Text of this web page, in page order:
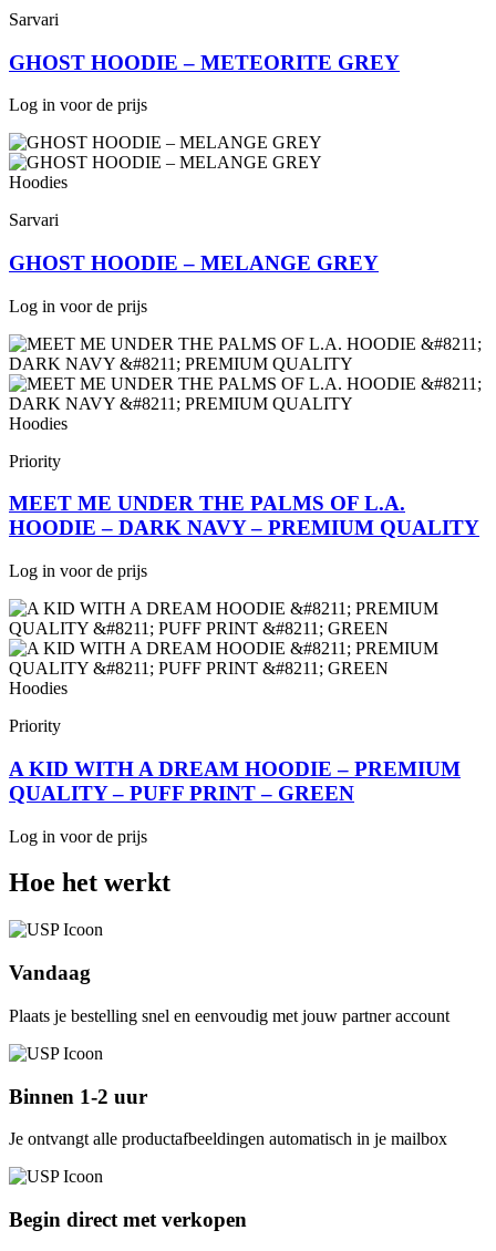
Sarvari
GHOST HOODIE – METEORITE GREY
Log in voor de prijs
Hoodies
Sarvari
GHOST HOODIE – MELANGE GREY
Log in voor de prijs
Hoodies
Priority
MEET ME UNDER THE PALMS OF L.A.
HOODIE – DARK NAVY – PREMIUM QUALITY
Log in voor de prijs
Hoodies
Priority
A KID WITH A DREAM HOODIE – PREMIUM
QUALITY – PUFF PRINT – GREEN
Log in voor de prijs
Hoe het werkt
Vandaag
Plaats je bestelling snel en eenvoudig met jouw partner account
Binnen 1-2 uur
Je ontvangt alle productafbeeldingen automatisch in je mailbox
Begin direct met verkopen